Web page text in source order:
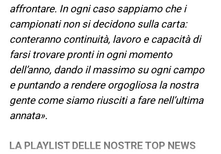
affrontare. In ogni caso sappiamo che i
campionati non si decidono sulla carta:
conteranno continuità, lavoro e capacità di
farsi trovare pronti in ogni momento
dell’anno, dando il massimo su ogni campo
e puntando a rendere orgogliosa la nostra
gente come siamo riusciti a fare nell’ultima
annata».
LA PLAYLIST DELLE NOSTRE TOP NEWS